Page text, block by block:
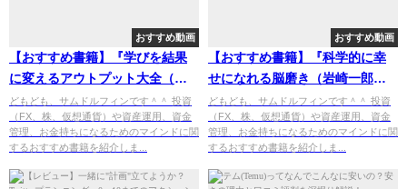
おすすめ動画
【おすすめ書籍】『学びを結果
に変えるアウトプット大全（樺
沢紫苑[著]）』の紹介
どもども、サムドルフィンです＾＾ 投資
（FX、株、仮想通貨）や資産運用、資金
管理、お金持ちになるためのマインドに関
するおすすめ書籍を紹介しま...
おすすめ動画
【おすすめ書籍】『科学的に幸
せになれる脳磨き（岩崎一郎
[著]）』の紹介
どもども、サムドルフィンです＾＾ 投資
（FX、株、仮想通貨）や資産運用、資金
管理、お金持ちになるためのマインドに関
するおすすめ書籍を紹介しま...